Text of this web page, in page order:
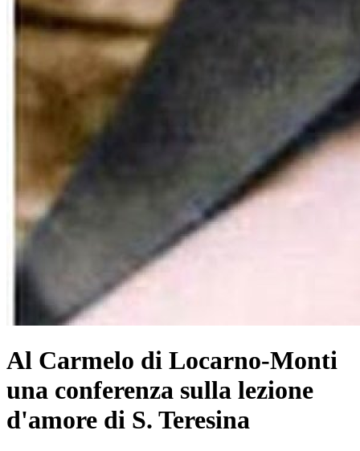
Al Carmelo di Locarno-Monti
una conferenza sulla lezione
d'amore di S. Teresina